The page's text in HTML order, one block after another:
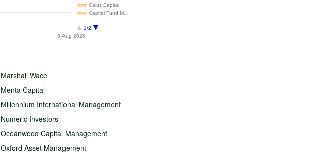
Caius Capital
Capital Fund M…
1/2
8 Aug 2026
Marshall Wace
Menta Capital
Millennium International Management
Numeric Investors
Oceanwood Capital Management
Oxford Asset Management